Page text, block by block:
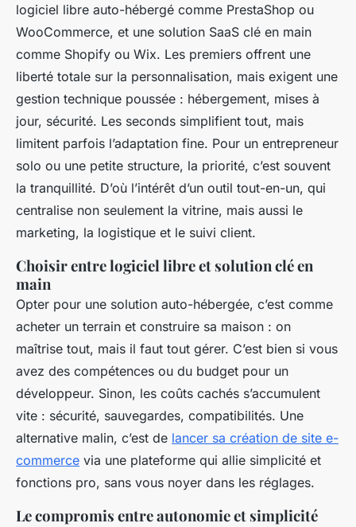
logiciel libre auto-hébergé comme PrestaShop ou
WooCommerce, et une solution SaaS clé en main
comme Shopify ou Wix. Les premiers offrent une
liberté totale sur la personnalisation, mais exigent une
gestion technique poussée : hébergement, mises à
jour, sécurité. Les seconds simplifient tout, mais
limitent parfois l’adaptation fine. Pour un entrepreneur
solo ou une petite structure, la priorité, c’est souvent
la tranquillité. D’où l’intérêt d’un outil tout-en-un, qui
centralise non seulement la vitrine, mais aussi le
marketing, la logistique et le suivi client.
Choisir entre logiciel libre et solution clé en
main
Opter pour une solution auto-hébergée, c’est comme
acheter un terrain et construire sa maison : on
maîtrise tout, mais il faut tout gérer. C’est bien si vous
avez des compétences ou du budget pour un
développeur. Sinon, les coûts cachés s’accumulent
vite : sécurité, sauvegardes, compatibilités. Une
alternative malin, c’est de lancer sa création de site e-
commerce via une plateforme qui allie simplicité et
fonctions pro, sans vous noyer dans les réglages.
Le compromis entre autonomie et simplicité